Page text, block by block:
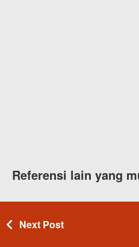
Referensi lain yang
Next Post